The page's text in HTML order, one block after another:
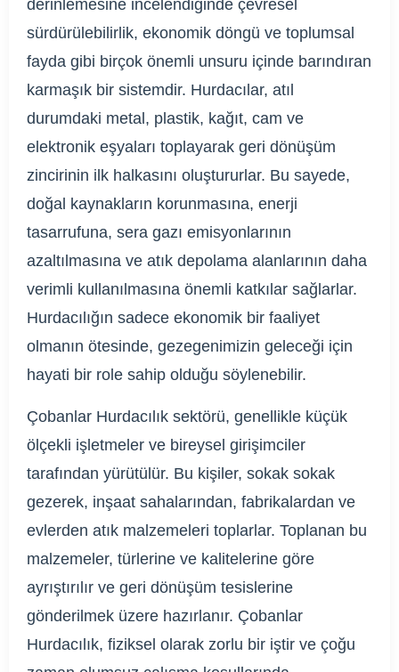
derinlemesine incelendiğinde çevresel
sürdürülebilirlik, ekonomik döngü ve toplumsal
fayda gibi birçok önemli unsuru içinde barındıran
karmaşık bir sistemdir. Hurdacılar, atıl
durumdaki metal, plastik, kağıt, cam ve
elektronik eşyaları toplayarak geri dönüşüm
zincirinin ilk halkasını oluştururlar. Bu sayede,
doğal kaynakların korunmasına, enerji
tasarrufuna, sera gazı emisyonlarının
azaltılmasına ve atık depolama alanlarının daha
verimli kullanılmasına önemli katkılar sağlarlar.
Hurdacılığın sadece ekonomik bir faaliyet
olmanın ötesinde, gezegenimizin geleceği için
hayati bir role sahip olduğu söylenebilir.
Çobanlar Hurdacılık sektörü, genellikle küçük
ölçekli işletmeler ve bireysel girişimciler
tarafından yürütülür. Bu kişiler, sokak sokak
gezerek, inşaat sahalarından, fabrikalardan ve
evlerden atık malzemeleri toplarlar. Toplanan bu
malzemeler, türlerine ve kalitelerine göre
ayrıştırılır ve geri dönüşüm tesislerine
gönderilmek üzere hazırlanır. Çobanlar
Hurdacılık, fiziksel olarak zorlu bir iştir ve çoğu